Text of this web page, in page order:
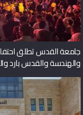
جامعة القدس تطلق
والهندسة والقدس بارد